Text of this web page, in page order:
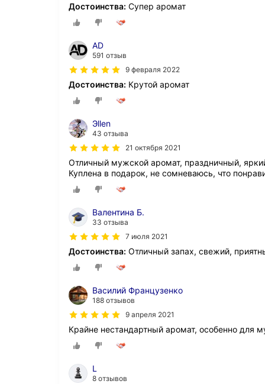
Достоинства: Супер аромат
AD
591 отзыв
9 февраля 2022
Достоинства: Крутой аромат
Эllen
43 отзыва
21 октября 2021
Отличный мужской аромат, праздничный,
Куплена в подарок, не сомневаюсь, что
Валентина Б.
33 отзыва
7 июля 2021
Достоинства: Отличный запах, свежий,
Василий Французенко
188 отзывов
9 апреля 2021
Крайне нестандартный аромат, особенно для
L
8 отзывов